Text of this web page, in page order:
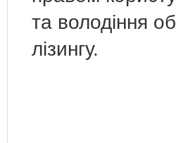
та володіння
лізингу.